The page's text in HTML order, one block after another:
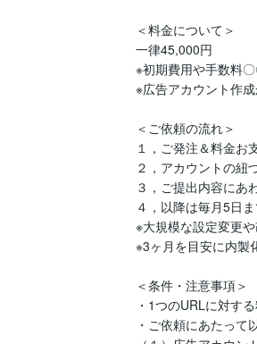
＜料金について＞
一律45,000円
※初期費用や手数料〇
※広告アカウント作
＜ご依頼の流れ＞
１，ご発注＆料金お
２，アカウントの紐
３，ご提出内容にあ
４，以降は毎月5日
※大規模な設定変更
※3ヶ月を目安に内製
＜条件・注意事項＞
・1つのURLに対す
・ご依頼にあたって